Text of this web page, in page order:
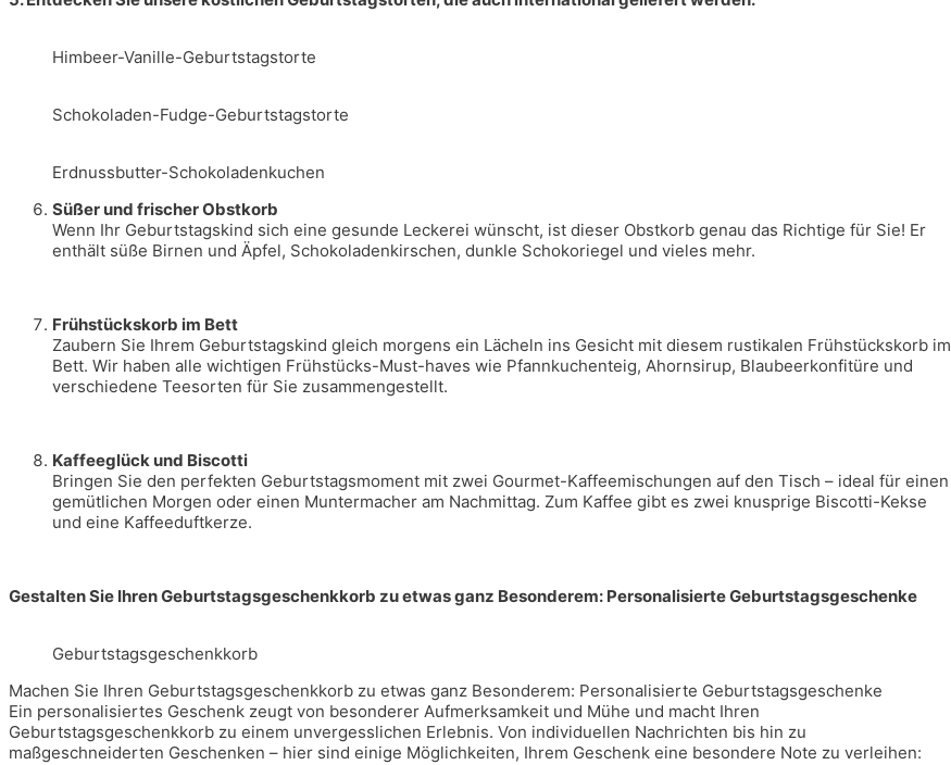
Himbeer-Vanille-Geburtstagstorte
Schokoladen-Fudge-Geburtstagstorte
Erdnussbutter-Schokoladenkuchen
Süßer und frischer Obstkorb
Wenn Ihr Geburtstagskind sich eine gesunde Leckerei wünscht, ist dieser Obstkorb genau das Richtige für Sie! Er
enthält süße Birnen und Äpfel, Schokoladenkirschen, dunkle Schokoriegel und vieles mehr.
Frühstückskorb im Bett
Zaubern Sie Ihrem Geburtstagskind gleich morgens ein Lächeln ins Gesicht mit diesem rustikalen Frühstückskorb im
Bett. Wir haben alle wichtigen Frühstücks-Must-haves wie Pfannkuchenteig, Ahornsirup, Blaubeerkonfitüre und
verschiedene Teesorten für Sie zusammengestellt.
Kaffeeglück und Biscotti
Bringen Sie den perfekten Geburtstagsmoment mit zwei Gourmet-Kaffeemischungen auf den Tisch – ideal für einen
gemütlichen Morgen oder einen Muntermacher am Nachmittag. Zum Kaffee gibt es zwei knusprige Biscotti-Kekse
und eine Kaffeeduftkerze.
Gestalten Sie Ihren Geburtstagsgeschenkkorb zu etwas ganz Besonderem: Personalisierte Geburtstagsgeschenke
Geburtstagsgeschenkkorb
Machen Sie Ihren Geburtstagsgeschenkkorb zu etwas ganz Besonderem: Personalisierte Geburtstagsgeschenke
Ein personalisiertes Geschenk zeugt von besonderer Aufmerksamkeit und Mühe und macht Ihren
Geburtstagsgeschenkkorb zu einem unvergesslichen Erlebnis. Von individuellen Nachrichten bis hin zu
maßgeschneiderten Geschenken – hier sind einige Möglichkeiten, Ihrem Geschenk eine besondere Note zu verleihen: